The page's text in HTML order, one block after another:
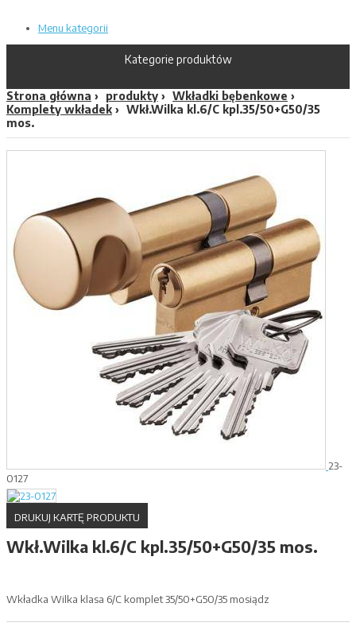
Menu kategorii
Kategorie produktów
Strona główna produkty
Wkładki bębenkowe
Komplety wkładek
Wkł.Wilka kl.6/C kpl.35/50+G50/35
mos.
23-
0127
DRUKUJ KARTĘ PRODUKTU
Wkł.Wilka kl.6/C kpl.35/50+G50/35 mos.
Wkładka Wilka klasa 6/C komplet 35/50+G50/35 mosiądz